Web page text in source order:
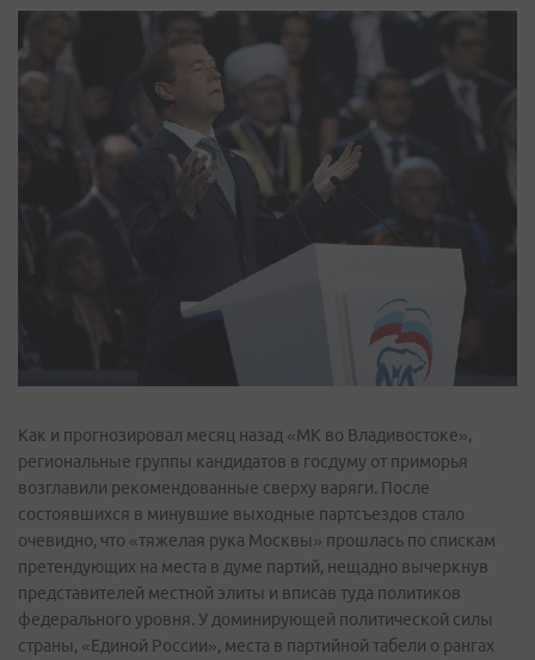
Как и прогнозировал месяц назад «МК во Владивостоке»,
региональные группы кандидатов в госдуму от приморья
возглавили рекомендованные сверху варяги. После
состоявшихся в минувшие выходные партсъездов стало
очевидно, что «тяжелая рука Москвы» прошлась по спискам
претендующих на места в думе партий, нещадно вычеркнув
представителей местной элиты и вписав туда политиков
федерального уровня. У доминирующей политической силы
страны, «Единой России», места в партийной табели о рангах